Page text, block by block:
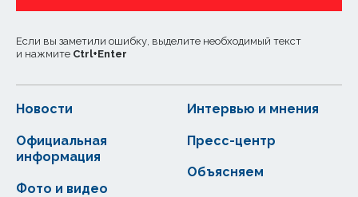
Если вы заметили ошибку, выделите необходимый текст
и нажмите Ctrl+Enter
Новости
Официальная
информация
Интервью и мнения
Фото и видео
Пресс-центр
Объясняем